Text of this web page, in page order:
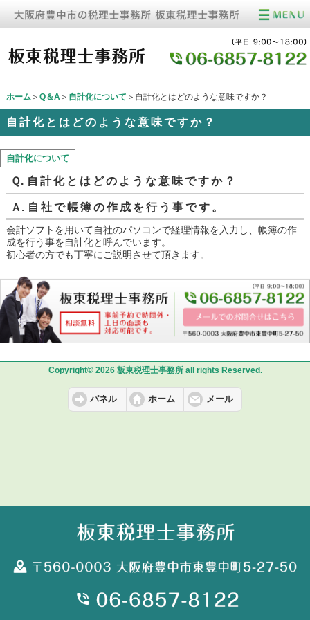
ホーム＞ Q＆A＞ 自計化について ＞自計化とはどのような意味ですか？
自計化とはどのような意味ですか？
自計化について
Ｑ. 自計化とはどのような意味ですか？
Ａ. 自社で帳簿の作成を行う事です。
会計ソフトを用いて自社のパソコンで経理情報を入力し、帳簿の作
成を行う事を自計化と呼んでいます。
初心者の方でも丁寧にご説明させて頂きます。
Copyright© 2026 板東税理士事務所 all rights Reserved.
パネル ホーム メール